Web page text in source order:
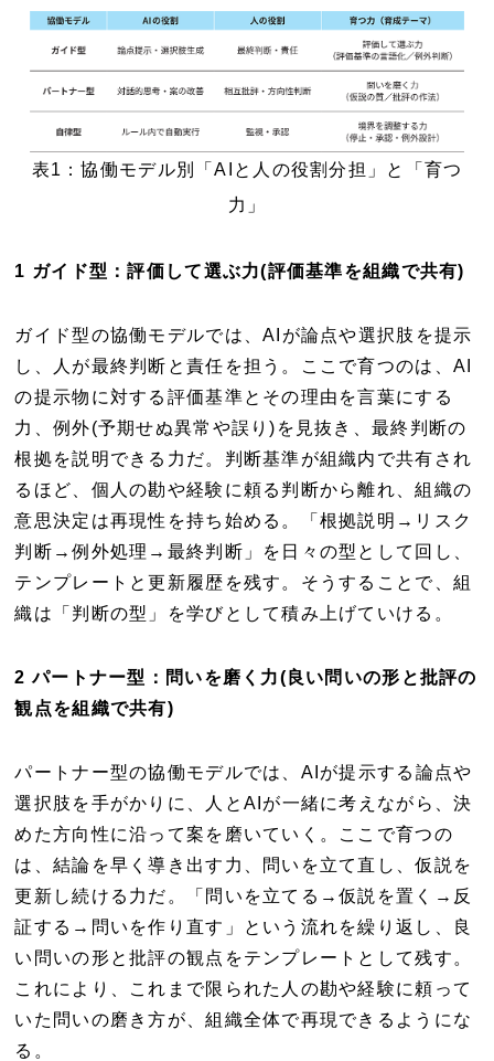
表1：協働モデル別「AIと人の役割分担」と「育つ
力」
1 ガイド型：評価して選ぶ力(評価基準を組織で共有)
ガイド型の協働モデルでは、AIが論点や選択肢を提示
し、人が最終判断と責任を担う。ここで育つのは、AI
の提示物に対する評価基準とその理由を言葉にする
力、例外(予期せぬ異常や誤り)を見抜き、最終判断の
根拠を説明できる力だ。判断基準が組織内で共有され
るほど、個人の勘や経験に頼る判断から離れ、組織の
意思決定は再現性を持ち始める。「根拠説明→リスク
判断→例外処理→最終判断」を日々の型として回し、
テンプレートと更新履歴を残す。そうすることで、組
織は「判断の型」を学びとして積み上げていける。
2 パートナー型：問いを磨く力(良い問いの形と批評の
観点を組織で共有)
パートナー型の協働モデルでは、AIが提示する論点や
選択肢を手がかりに、人とAIが一緒に考えながら、決
めた方向性に沿って案を磨いていく。ここで育つの
は、結論を早く導き出す力、問いを立て直し、仮説を
更新し続ける力だ。「問いを立てる→仮説を置く→反
証する→問いを作り直す」という流れを繰り返し、良
い問いの形と批評の観点をテンプレートとして残す。
これにより、これまで限られた人の勘や経験に頼って
いた問いの磨き方が、組織全体で再現できるようにな
る。